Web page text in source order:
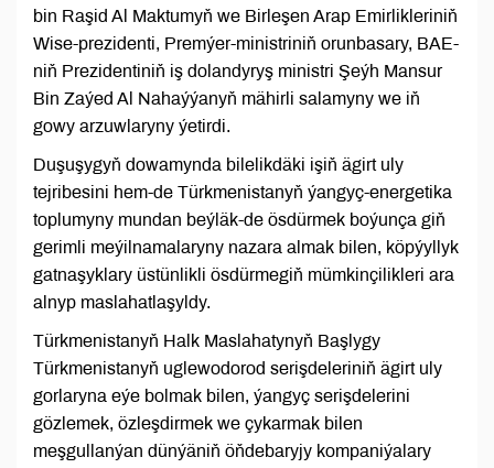
bin Raşid Al Maktumyň we Birleşen Arap Emirlikleriniň
Wise-prezidenti, Premýer-ministriniň orunbasary, BAE-
niň Prezidentiniň iş dolandyryş ministri Şeýh Mansur
Bin Zaýed Al Nahaýýanyň mähirli salamyny we iň
gowy arzuwlaryny ýetirdi.
Duşuşygyň dowamynda bilelikdäki işiň ägirt uly
tejribesini hem-de Türkmenistanyň ýangyç-energetika
toplumyny mundan beýläk-de ösdürmek boýunça giň
gerimli meýilnamalaryny nazara almak bilen, köpýyllyk
gatnaşyklary üstünlikli ösdürmegiň mümkinçilikleri ara
alnyp maslahatlaşyldy.
Türkmenistanyň Halk Maslahatynyň Başlygy
Türkmenistanyň uglewodorod serişdeleriniň ägirt uly
gorlaryna eýe bolmak bilen, ýangyç serişdelerini
gözlemek, özleşdirmek we çykarmak bilen
meşgullanýan dünýäniň öňdebaryjy kompaniýalary